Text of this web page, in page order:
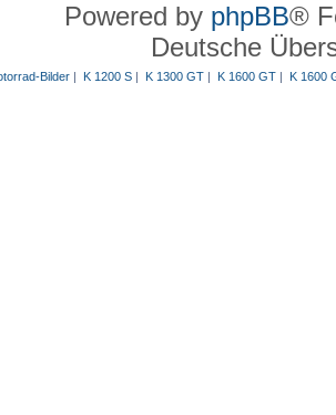
Powered by phpBB®
Deutsche
Bilder| K 1200 S| K 1300 GT| K 1600 GT| K 1600